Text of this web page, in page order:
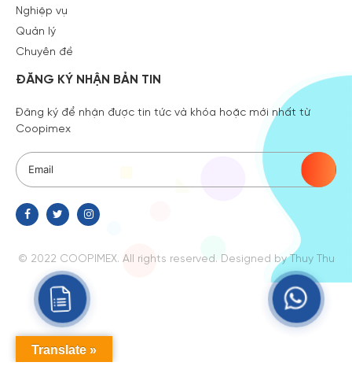
Nghiệp vụ
Quản lý
Chuyên đề
ĐĂNG KÝ NHẬN BẢN TIN
Đăng ký để nhận được tin tức và khóa hoặc mới nhất từ
Coopimex
© 2022 COOPIMEX. All rights reserved. Designed by Thuy Thu
Translate »